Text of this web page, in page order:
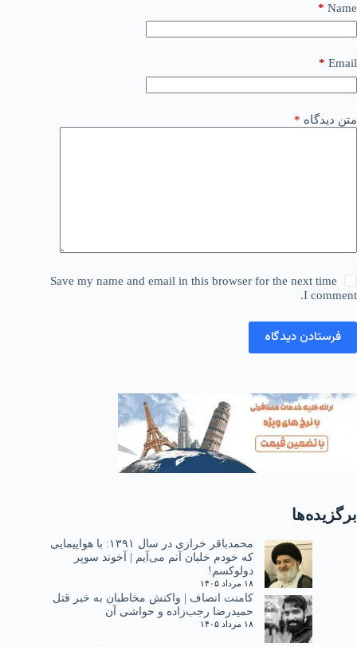
Name
*
Email
*
متن دیدگاه *
Save my name and email in this browser for the next time
I comment.
فرستادن دیدگاه
برگزیده‌ها
محمدباقر خرازی در سال ۱۳۹۱: با هواپیمایی
که خودم خلبان آنم می‌آیم | آخوند سوپر
دولوکسم!
۱۸ مرداد ۱۴۰۵
کامنت انصاف | واکنش مخاطبان به خبر قتل
حمیدرضا رجب‌زاده و حواشی آن
۱۸ مرداد ۱۴۰۵